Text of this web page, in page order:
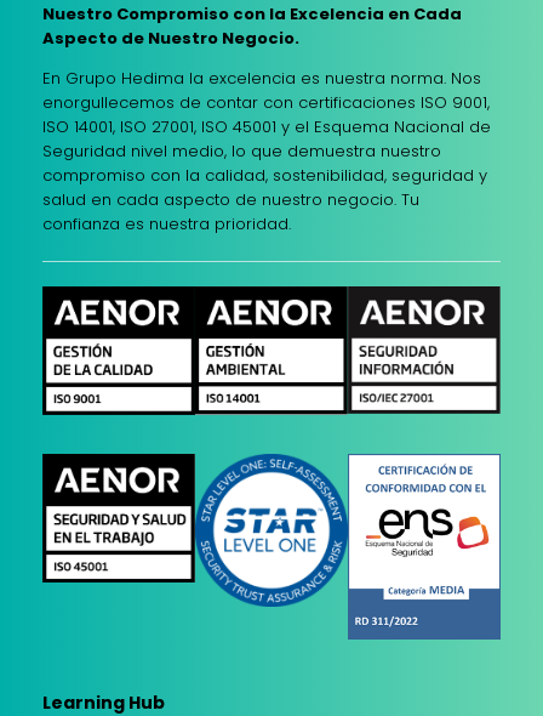
Nuestro Compromiso con la Excelencia en Cada
Aspecto de Nuestro Negocio.
En Grupo Hedima la excelencia es nuestra norma. Nos
enorgullecemos de contar con certificaciones ISO 9001,
ISO 14001, ISO 27001, ISO 45001 y el Esquema Nacional de
Seguridad nivel medio, lo que demuestra nuestro
compromiso con la calidad, sostenibilidad, seguridad y
salud en cada aspecto de nuestro negocio. Tu
confianza es nuestra prioridad.
Learning Hub